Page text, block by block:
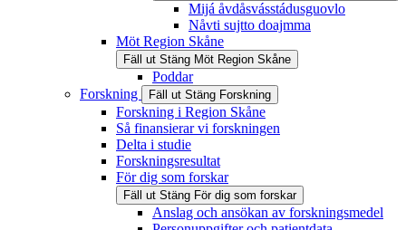
Mijá åvdåsvásstádusguovlo
Nåvti sujtto doajmma
Möt Region Skåne
Fäll ut Stäng Möt Region Skåne
Poddar
Forskning
Fäll ut Stäng Forskning
Forskning i Region Skåne
Så finansierar vi forskningen
Delta i studie
Forskningsresultat
För dig som forskar
Fäll ut Stäng För dig som forskar
Anslag och ansökan av forskningsmedel